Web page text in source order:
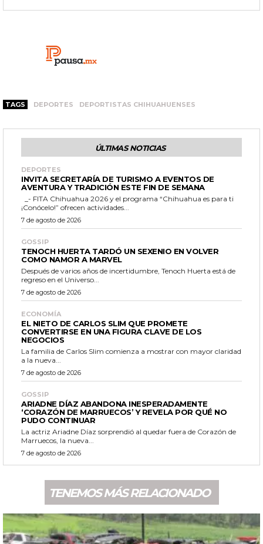
TAGS DEPORTES DEPORTISTAS CHIHUAHUENSES
ÚLTIMAS NOTICIAS
DEPORTES
INVITA SECRETARÍA DE TURISMO A EVENTOS DE
AVENTURA Y TRADICIÓN ESTE FIN DE SEMANA
¡Conócelo!” ofrecen actividades...
7 de agosto de 2026
GOSSIP
TENOCH HUERTA TARDÓ UN SEXENIO EN VOLVER
COMO NAMOR A MARVEL
Después de varios años de incertidumbre, Tenoch Huerta está de
regreso en el Universo...
7 de agosto de 2026
ECONOMÍA
EL NIETO DE CARLOS SLIM QUE PROMETE
CONVERTIRSE EN UNA FIGURA CLAVE DE LOS
NEGOCIOS
La familia de Carlos Slim comienza a mostrar con mayor claridad
a la nueva...
7 de agosto de 2026
GOSSIP
ARIADNE DÍAZ ABANDONA INESPERADAMENTE
‘CORAZÓN DE MARRUECOS’ Y REVELA POR QUÉ NO
PUDO CONTINUAR
La actriz Ariadne Díaz sorprendió al quedar fuera de Corazón de
Marruecos, la nueva...
7 de agosto de 2026
TENEMOS MÁS RELACIONADO